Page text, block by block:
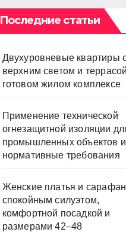
Последние статьи
Двухуровневые квартиры
верхним светом и
готовом жилом комплексе
Применение технической
огнезащитной изоляции
промышленных объектов и
нормативные требования
Женские платья и
спокойным силуэтом,
комфортной посадкой и
размерами 42–48